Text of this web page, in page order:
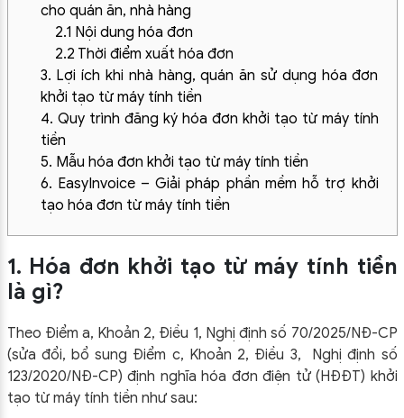
cho quán ăn, nhà hàng
2.1 Nội dung hóa đơn
2.2 Thời điểm xuất hóa đơn
3. Lợi ích khi nhà hàng, quán ăn sử dụng hóa đơn
khởi tạo từ máy tính tiền
4. Quy trình đăng ký hóa đơn khởi tạo từ máy tính
tiền
5. Mẫu hóa đơn khởi tạo từ máy tính tiền
6. EasyInvoice – Giải pháp phần mềm hỗ trợ khởi
tạo hóa đơn từ máy tính tiền
1. Hóa đơn khởi tạo từ máy tính tiền
là gì?
Theo Điểm a, Khoản 2, Điều 1, Nghị định số 70/2025/NĐ-CP
(sửa đổi, bổ sung Điểm c, Khoản 2, Điều 3, Nghị định số
123/2020/NĐ-CP) định nghĩa hóa đơn điện tử (HĐĐT) khởi
tạo từ máy tính tiền như sau: